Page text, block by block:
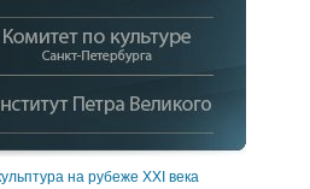
на рубеже XXI века